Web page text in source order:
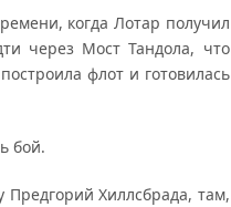
когда Лотар получил
через Мост Тандола, что
флот и готовилась
бой.
Предгорий Хиллсбрада, там,